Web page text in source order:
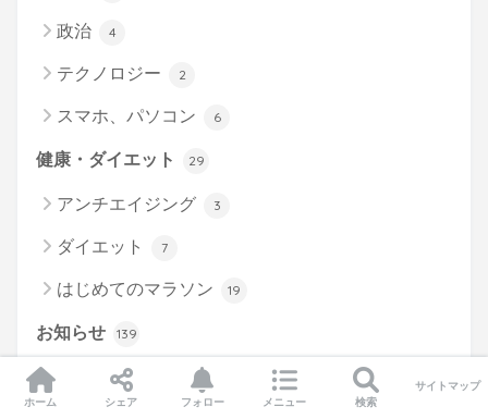
政治 4
テクノロジー 2
スマホ、パソコン 6
健康・ダイエット 29
アンチエイジング 3
ダイエット 7
はじめてのマラソン 19
お知らせ 139
静岡情報
ホーム シェア フォロー メニュー 検索
サイトマップ